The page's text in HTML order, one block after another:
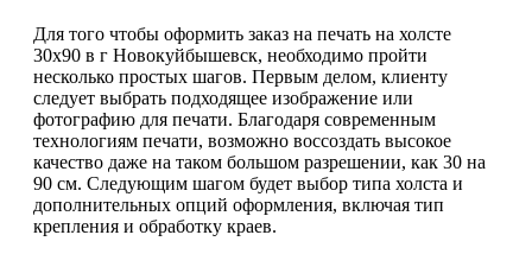
Для того чтобы оформить заказ на печать на холсте
30х90 в г Новокуйбышевск, необходимо пройти
несколько простых шагов. Первым делом, клиенту
следует выбрать подходящее изображение или
фотографию для печати. Благодаря современным
технологиям печати, возможно воссоздать высокое
качество даже на таком большом разрешении, как 30 на
90 см. Следующим шагом будет выбор типа холста и
дополнительных опций оформления, включая тип
крепления и обработку краев.